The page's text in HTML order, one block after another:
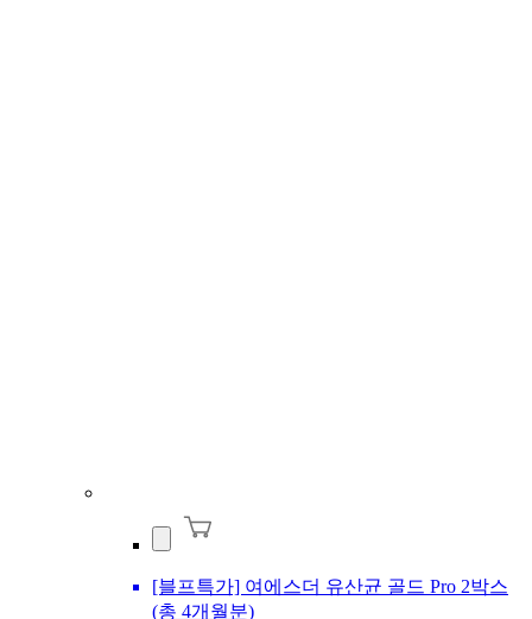
[블프특가] 여에스더 유산균 골드 Pro 2박스
(총 4개월분)